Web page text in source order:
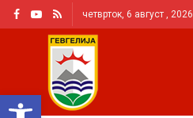
Open toolbar
четврток, 6 август , 2026